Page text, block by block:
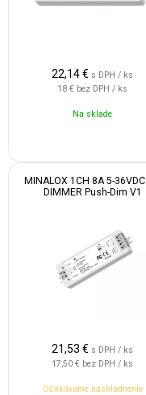
22,14€ s DPH / ks
18 € bez DPH / ks
Na sklade
MINALOX 1CH 8A 5-
DIMMER Push-Dim V1
21,53 € s DPH / ks
17,50 € bez DPH / ks
Očakávame naskladnenie